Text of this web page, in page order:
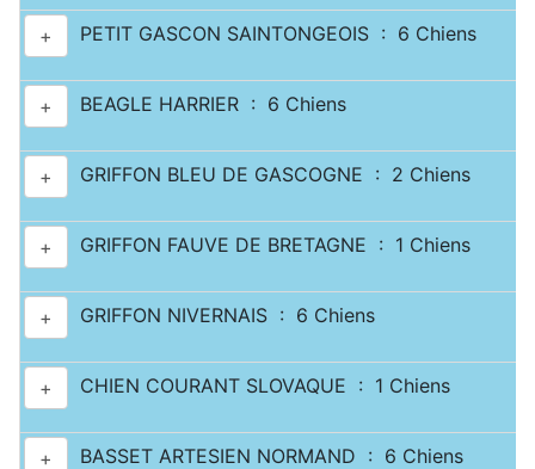
+ PETIT GASCON SAINTONGEOIS : 6 Chiens
+ BEAGLE HARRIER : 6 Chiens
+ GRIFFON BLEU DE GASCOGNE : 2 Chiens
+ GRIFFON FAUVE DE BRETAGNE : 1 Chiens
+ GRIFFON NIVERNAIS : 6 Chiens
+ CHIEN COURANT SLOVAQUE : 1 Chiens
+ BASSET ARTESIEN NORMAND : 6 Chiens